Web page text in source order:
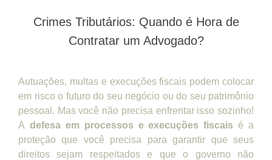
Crimes Tributários: Quando é Hora de
Contratar um Advogado?
Autuações, multas e execuções fiscais podem colocar
em risco o futuro do seu negócio ou do seu patrimônio
pessoal. Mas você não precisa enfrentar isso sozinho!
A defesa em processos e execuções fiscais é a
proteção que você precisa para garantir que seus
direitos sejam respeitados e que o governo não